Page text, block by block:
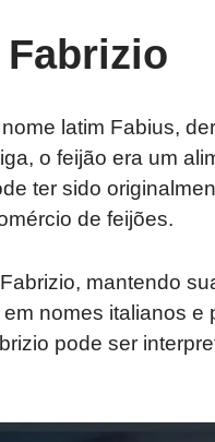
Fabrizio
latim Fabius,
o feijão era um
ter sido
de feijões.
mantendo
nomes italianos e
pode ser